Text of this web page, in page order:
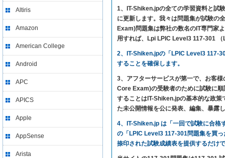
Altiris
Amazon
American College
Android
APC
APICS
Apple
AppSense
Arista
1、IT-Shiken.jpの全ての学習資料と試
に更新します。我々は問題集が試験の
Exam)問題集は弊社の数名のIT専門家
用すれば、Lpi LPIC Level3 117-301
2、IT-Shiken.jpの「LPIC Level3 117-
することを確保します。
3、アフターサービスが第一で、お客
Core Exam)の受験者のために試験に
することはIT-Shiken.jpの基本的な政
た未公開情報を公に発表、編集、暴露
4、IT-Shiken.jp は「一回で試験に合格
の「LPIC Level3 117-301問題集を買
捺印された試験成績表を提供するだけ